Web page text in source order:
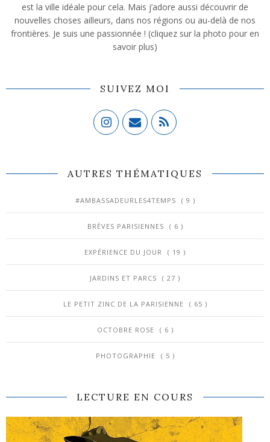
est la ville idéale pour cela. Mais j’adore aussi découvrir de
nouvelles choses ailleurs, dans nos régions ou au-delà de nos
frontières. Je suis une passionnée ! (cliquez sur la photo pour en
savoir plus)
SUIVEZ MOI
AUTRES THÉMATIQUES
#AMBASSADEURLES4TEMPS ( 9 )
BRÈVES PARISIENNES ( 6 )
EXPÉRIENCE DU JOUR ( 19 )
JARDINS ET PARCS ( 27 )
LE PETIT ZINC DE LA PARISIENNE ( 65 )
OCTOBRE ROSE ( 6 )
PHOTOGRAPHIE ( 5 )
LECTURE EN COURS